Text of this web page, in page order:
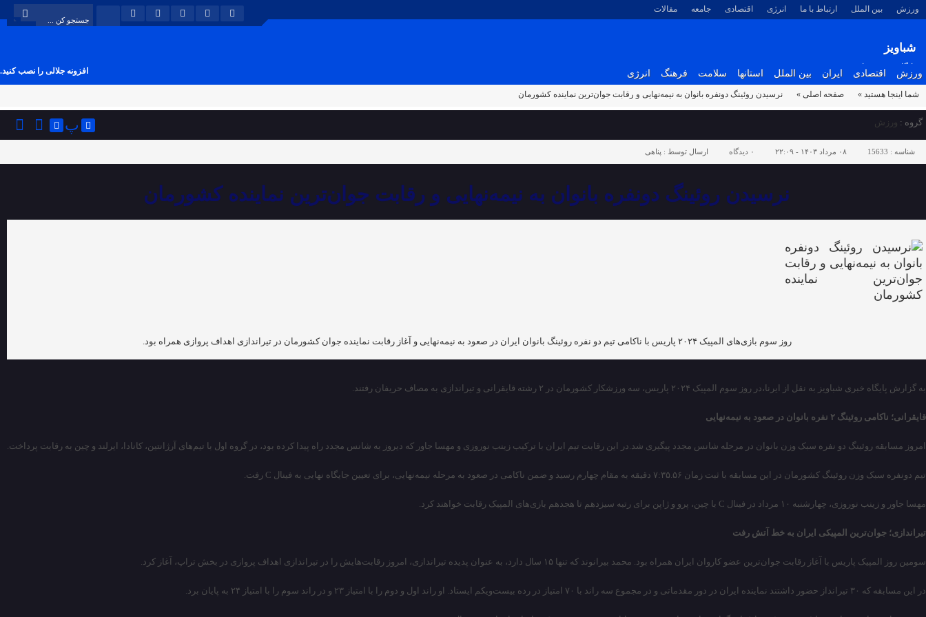
ورزش بین الملل ارتباط با ما انرژی اقتصادی جامعه مقالات
شباویز
پایگاه خبری شباویز
ورزش اقتصادی ایران بین الملل استانها سلامت فرهنگ انرژی افزونه جلالی را نصب کنید.
شما اینجا هستید » صفحه اصلی » نرسیدن روئینگ دونفره بانوان به نیمه‌نهایی و رقابت جوان‌ترین نماینده کشورمان
گروه : ورزش پ
شناسه : 15633 ۰۸ مرداد ۱۴۰۳ - ۲۲:۰۹ ۰ دیدگاه ارسال توسط : پناهی
نرسیدن روئینگ دونفره بانوان به نیمه‌نهایی و رقابت جوان‌ترین نماینده کشورمان
روز سوم بازی‌های المپیک ۲۰۲۴ پاریس با ناکامی تیم دو نفره روئینگ بانوان ایران در صعود به نیمه‌نهایی و آغاز رقابت نماینده جوان کشورمان در تیراندازی اهداف پروازی همراه بود.
به گزارش پایگاه خبری شباویز به نقل از ایرنا،در روز سوم المپیک ۲۰۲۴ پاریس، سه ورزشکار کشورمان در ۲ رشته قایقرانی و تیراندازی به مصاف حریفان رفتند.
قایقرانی؛ ناکامی روئینگ ۲ نفره بانوان در صعود به نیمه‌نهایی
امروز مسابقه روئینگ دو نفره سبک وزن بانوان در مرحله شانس مجدد پیگیری شد.در این رقابت تیم ایران با ترکیب زینب نوروزی و مهسا جاور که دیروز به شانس مجدد راه پیدا کرده بود، در گروه اول با تیم‌های آرژانتین، کانادا، ایرلند و چین به رقابت پرداخت.
تیم دونفره سبک وزن روئینگ کشورمان در این مسابقه با ثبت زمان ۷:۳۵.۵۶ دقیقه به مقام چهارم رسید و ضمن ناکامی در صعود به مرحله نیمه‌نهایی، برای تعیین جایگاه نهایی به فینال C رفت.
مهسا جاور و زینب نوروزی، چهارشنبه ۱۰ مرداد در فینال C با چین، پرو و ژاپن برای رتبه سیزدهم تا هجدهم بازی‌های المپیک رقابت خواهند کرد.
تیراندازی؛ جوان‌ترین المپیکی ایران به خط آتش رفت
سومین روز المپیک پاریس با آغاز رقابت جوان‌ترین عضو کاروان ایران همراه بود. محمد بیرانوند که تنها ۱۵ سال دارد، به عنوان پدیده تیراندازی، امروز رقابت‌هایش را در تیراندازی اهداف پروازی در بخش تراپ، آغاز کرد.
در این مسابقه که ۳۰ تیرانداز حضور داشتند نماینده ایران در دور مقدماتی و در مجموع سه راند با ۷۰ امتیاز در رده بیست‌ویکم ایستاد. او راند اول و دوم را با امتیاز ۲۳ و در راند سوم را با امتیاز ۲۴ به پایان برد.